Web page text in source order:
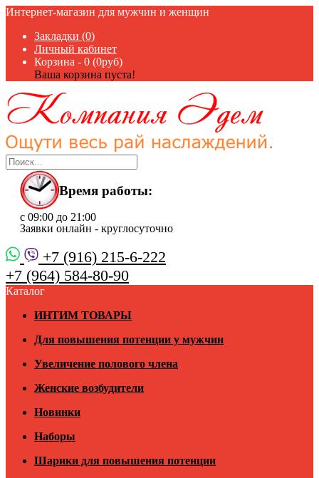
Интернет-магазин для мужчин и женщин
Закладки (0)
Личный кабинет
Корзина - 0 (0руб)
Ваша корзина пуста!
Время работы:
с 09:00 до 21:00
Заявки онлайн - круглосуточно
+7 (916) 215-6-222
+7 (964) 584-80-90
Каталог
ИНТИМ ТОВАРЫ
Для повышения потенции у мужчин
Увеличение полового члена
Женские возбудители
Новинки
Наборы
Шарики для повышения потенции